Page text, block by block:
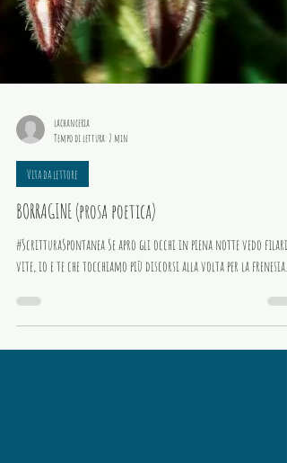
lachanceria
Tempo di lettura: 2 min
Vita da lettore
BORRAGINE (prosa poetica)
#ScritturaSpontanea Se apro gli occhi in piena notte vedo filari
vite, io e te che tocchiamo più discorsi alla volta per la frenesia...